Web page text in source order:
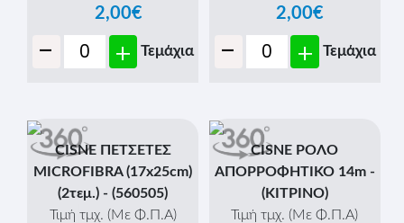
2,00€
- + Τεμάχια
2,00€
- + Τεμάχια
CISNE ΠΕΤΣΕΤΕΣ
MICROFIBRA (17x25cm)
(2τεμ.) - (560505)
Τιμή τμχ. (Με Φ.Π.Α)
CISNE ΡΟΛΟ
ΑΠΟΡΡΟΦΗΤΙΚΟ 14m -
(ΚΙΤΡΙΝΟ)
Τιμή τμχ. (Με Φ.Π.Α)